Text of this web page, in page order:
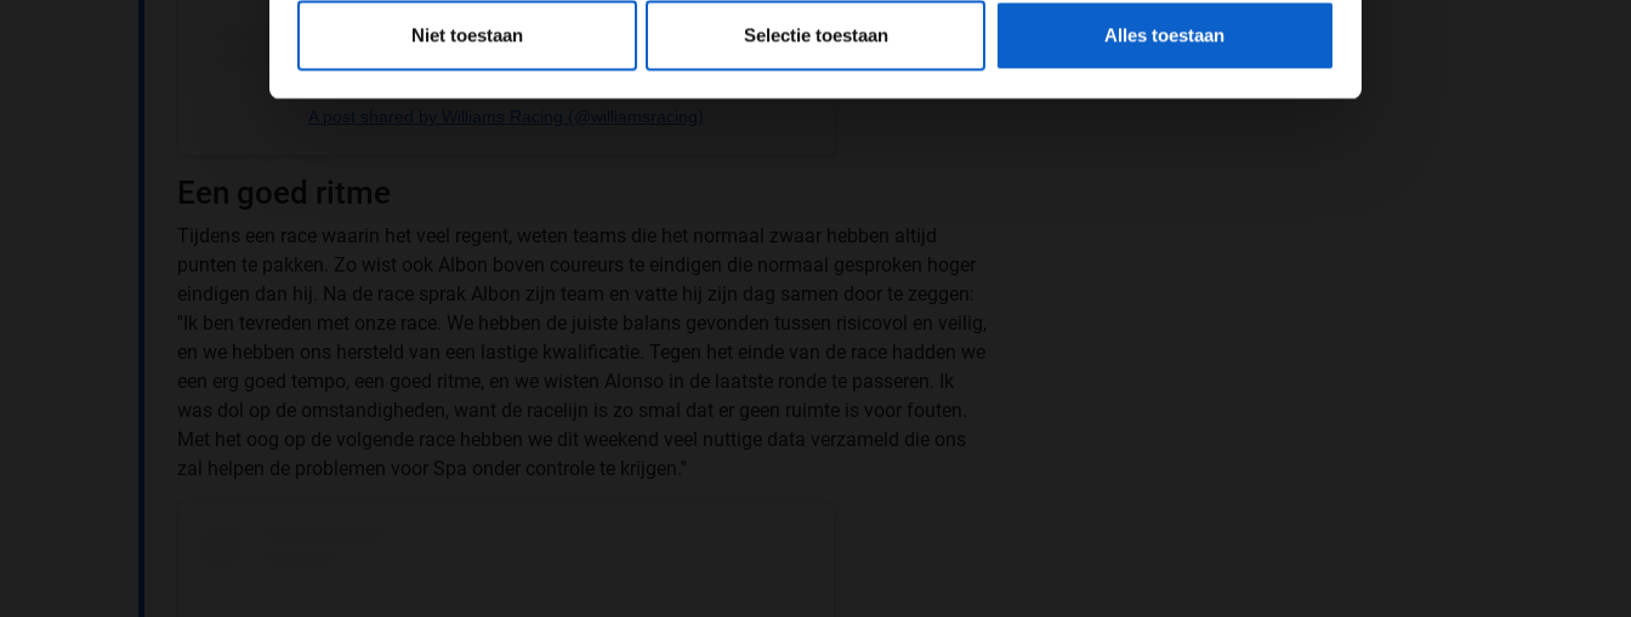
Niet toestaan Selectie toestaan Alles toestaan
A post shared by Williams Racing (@williamsracing)
Een goed ritme
Tijdens een race waarin het veel regent, weten teams die het normaal zwaar hebben altijd
punten te pakken. Zo wist ook Albon boven coureurs te eindigen die normaal gesproken hoger
eindigen dan hij. Na de race sprak Albon zijn team en vatte hij zijn dag samen door te zeggen:
''Ik ben tevreden met onze race. We hebben de juiste balans gevonden tussen risicovol en veilig,
en we hebben ons hersteld van een lastige kwalificatie. Tegen het einde van de race hadden we
een erg goed tempo, een goed ritme, en we wisten Alonso in de laatste ronde te passeren. Ik
was dol op de omstandigheden, want de racelijn is zo smal dat er geen ruimte is voor fouten.
Met het oog op de volgende race hebben we dit weekend veel nuttige data verzameld die ons
zal helpen de problemen voor Spa onder controle te krijgen.''
*Raadpleeg onsprivacybeleidvoor meer informatie over gegevensgebruik en -bescherming.